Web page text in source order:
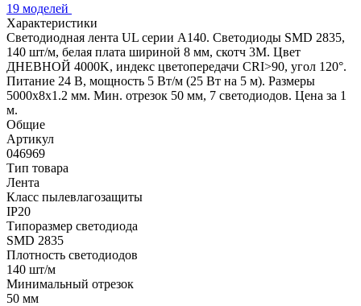
19 моделей
Характеристики
Светодиодная лента UL серии A140. Светодиоды SMD 2835,
140 шт/м, белая плата шириной 8 мм, скотч 3M. Цвет
ДНЕВНОЙ 4000K, индекс цветопередачи CRI>90, угол 120°.
Питание 24 В, мощность 5 Вт/м (25 Вт на 5 м). Размеры
5000x8x1.2 мм. Мин. отрезок 50 мм, 7 светодиодов. Цена за 1
м.
Общие
Артикул
046969
Тип товара
Лента
Класс пылевлагозащиты
IP20
Типоразмер светодиода
SMD 2835
Плотность светодиодов
140 шт/м
Минимальный отрезок
50 мм